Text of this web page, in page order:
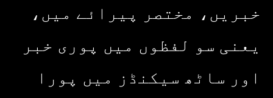
خبریں، مختصر پیرائے میں،
یعنی سو لفظوں میں پوری خبر
اور ساٹھ سیکنڈز میں پورا